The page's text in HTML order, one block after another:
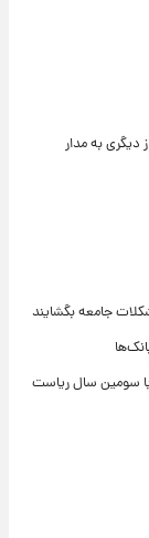
به مدار
جامعه بگشایند
سومین سال ریاست